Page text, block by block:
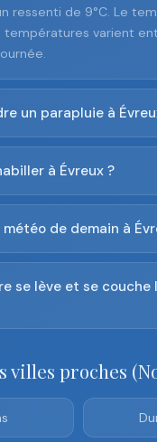
ressenti de 9°C. Le
varient
un parapluie à
à Évreux ?
de demain à
se lève et se couche
villes proches